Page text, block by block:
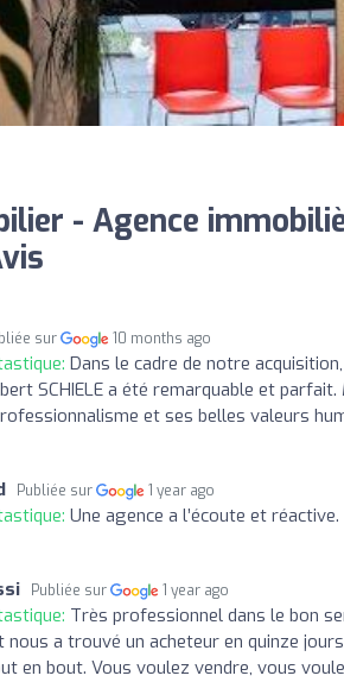
- Agence
sur 10 months ago
Dans le cadre de notre
SCHIELE a été remarquable et
et ses belles valeurs
Publiée sur 1 year ago
Une agence a l’écoute et
Publiée sur 1 year ago
Très professionnel dans le bon
a trouvé un acheteur en quinze
en bout. Vous voulez vendre, vous